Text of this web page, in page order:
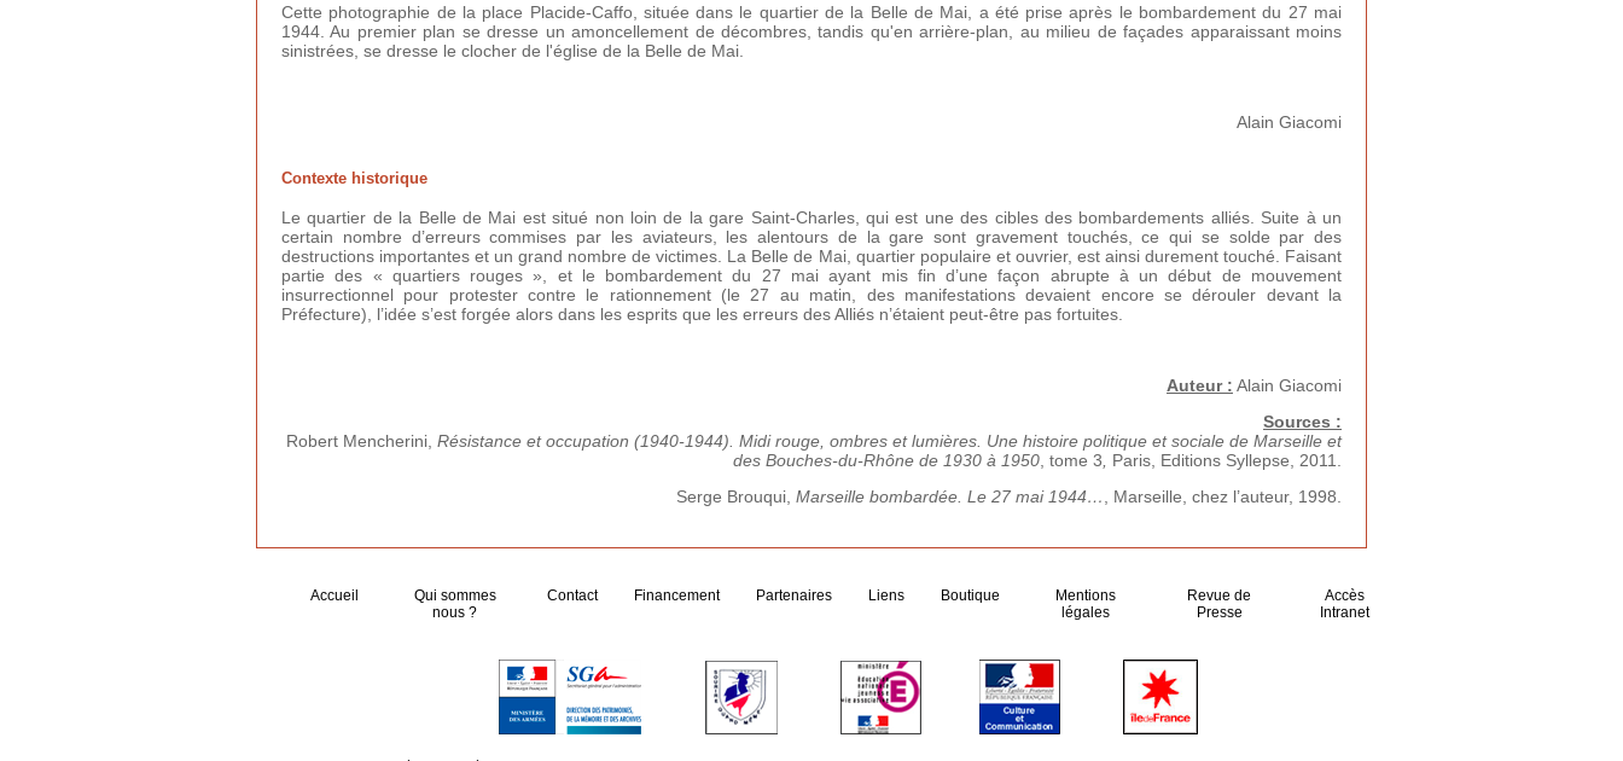
Cette photographie de la place Placide-Caffo, située dans le quartier de la Belle de Mai, a été prise après le bombardement du 27 mai
1944. Au premier plan se dresse un amoncellement de décombres, tandis qu'en arrière-plan, au milieu de façades apparaissant moins
sinistrées, se dresse le clocher de l'église de la Belle de Mai.
Alain Giacomi
Contexte historique
Le quartier de la Belle de Mai est situé non loin de la gare Saint-Charles, qui est une des cibles des bombardements alliés. Suite à un
certain nombre d’erreurs commises par les aviateurs, les alentours de la gare sont gravement touchés, ce qui se solde par des
destructions importantes et un grand nombre de victimes. La Belle de Mai, quartier populaire et ouvrier, est ainsi durement touché. Faisant
partie des « quartiers rouges », et le bombardement du 27 mai ayant mis fin d’une façon abrupte à un début de mouvement
insurrectionnel pour protester contre le rationnement (le 27 au matin, des manifestations devaient encore se dérouler devant la
Préfecture), l’idée s’est forgée alors dans les esprits que les erreurs des Alliés n’étaient peut-être pas fortuites.
Auteur : Alain Giacomi
Sources :
Robert Mencherini, Résistance et occupation (1940-1944). Midi rouge, ombres et lumières. Une histoire politique et sociale de Marseille et
des Bouches-du-Rhône de 1930 à 1950 , tome 3
Paris, Editions Syllepse, 2011.
Serge Brouqui, Marseille bombardée. Le 27 mai 1944… , Marseille, chez l’auteur, 1998.
Accueil
Qui sommes
nous ?
Contact Financement Partenaires Liens Boutique
Mentions
légales
Revue de
Presse
Accès
Intranet